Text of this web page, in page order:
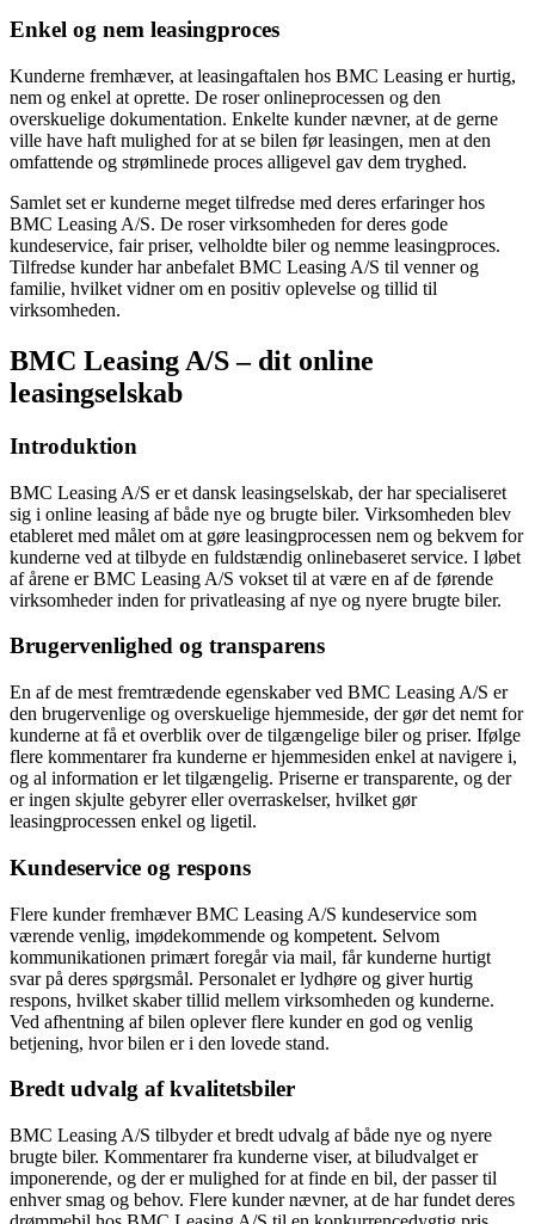
Enkel og nem leasingproces
Kunderne fremhæver, at leasingaftalen hos BMC Leasing er hurtig,
nem og enkel at oprette. De roser onlineprocessen og den
overskuelige dokumentation. Enkelte kunder nævner, at de gerne
ville have haft mulighed for at se bilen før leasingen, men at den
omfattende og strømlinede proces alligevel gav dem tryghed.
Samlet set er kunderne meget tilfredse med deres erfaringer hos
BMC Leasing A/S. De roser virksomheden for deres gode
kundeservice, fair priser, velholdte biler og nemme leasingproces.
Tilfredse kunder har anbefalet BMC Leasing A/S til venner og
familie, hvilket vidner om en positiv oplevelse og tillid til
virksomheden.
BMC Leasing A/S – dit online
leasingselskab
Introduktion
BMC Leasing A/S er et dansk leasingselskab, der har specialiseret
sig i online leasing af både nye og brugte biler. Virksomheden blev
etableret med målet om at gøre leasingprocessen nem og bekvem for
kunderne ved at tilbyde en fuldstændig onlinebaseret service. I løbet
af årene er BMC Leasing A/S vokset til at være en af de førende
virksomheder inden for privatleasing af nye og nyere brugte biler.
Brugervenlighed og transparens
En af de mest fremtrædende egenskaber ved BMC Leasing A/S er
den brugervenlige og overskuelige hjemmeside, der gør det nemt for
kunderne at få et overblik over de tilgængelige biler og priser. Ifølge
flere kommentarer fra kunderne er hjemmesiden enkel at navigere i,
og al information er let tilgængelig. Priserne er transparente, og der
er ingen skjulte gebyrer eller overraskelser, hvilket gør
leasingprocessen enkel og ligetil.
Kundeservice og respons
Flere kunder fremhæver BMC Leasing A/S kundeservice som
værende venlig, imødekommende og kompetent. Selvom
kommunikationen primært foregår via mail, får kunderne hurtigt
svar på deres spørgsmål. Personalet er lydhøre og giver hurtig
respons, hvilket skaber tillid mellem virksomheden og kunderne.
Ved afhentning af bilen oplever flere kunder en god og venlig
betjening, hvor bilen er i den lovede stand.
Bredt udvalg af kvalitetsbiler
BMC Leasing A/S tilbyder et bredt udvalg af både nye og nyere
brugte biler. Kommentarer fra kunderne viser, at biludvalget er
imponerende, og der er mulighed for at finde en bil, der passer til
enhver smag og behov. Flere kunder nævner, at de har fundet deres